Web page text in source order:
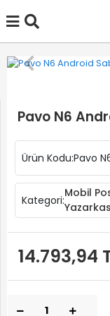
Pavo N6
Ürün Kodu:Pavo
Kategori:
Mobil
14.793,94